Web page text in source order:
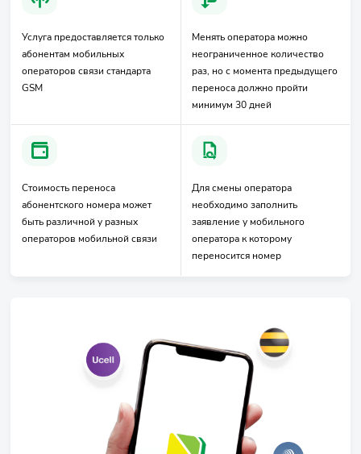
Услуга предоставляется только
абонентам мобильных
операторов связи стандарта
GSM
Менять оператора можно
неограниченное количество
раз, но с момента предыдущего
переноса должно пройти
минимум 30 дней
Стоимость переноса
абонентского номера может
быть различной у разных
операторов мобильной связи
Для смены оператора
необходимо заполнить
заявление у мобильного
оператора к которому
переносится номер